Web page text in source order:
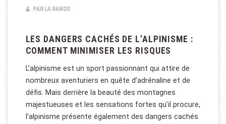
PAR LA RANDO
LES DANGERS CACHÉS DE L’ALPINISME :
COMMENT MINIMISER LES RISQUES
L’alpinisme est un sport passionnant qui attire de
nombreux aventuriers en quête d’adrénaline et de
défis. Mais derrière la beauté des montagnes
majestueuses et les sensations fortes qu’il procure,
l’alpinisme présente également des dangers cachés